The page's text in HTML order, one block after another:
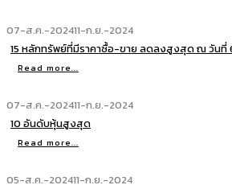
07-ส.ค.-202411-ก.ย.-2024
15 หลักทรัพย์ที่มีราคาซื้อ-ขาย ลดลงสูงสุด ณ วันที่
Read more...
07-ส.ค.-202411-ก.ย.-2024
10 อันดับหุ้นสูงสุด
Read more...
05-ส.ค.-202411-ก.ย.-2024